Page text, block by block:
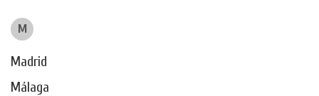
M
Madrid
Málaga